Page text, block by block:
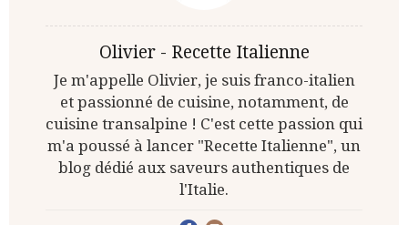
Olivier - Recette Italienne
Je m'appelle Olivier, je suis franco-italien
et passionné de cuisine, notamment, de
cuisine transalpine ! C'est cette passion qui
m'a poussé à lancer "Recette Italienne", un
blog dédié aux saveurs authentiques de
l'Italie.